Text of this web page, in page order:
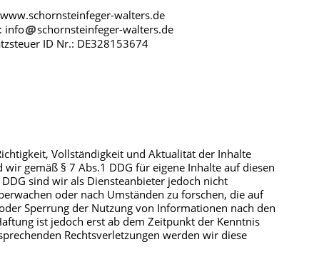
walters.de
info
schornsteinfeger-walters.de
ID Nr.: DE328153674
Vollständigkeit und Aktualität der Inhalte
gemäß § 7 Abs.1 DDG für eigene Inhalte auf diesen
sind wir als Diensteanbieter jedoch nicht
oder nach Umständen zu forschen, die auf
Sperrung der Nutzung von Informationen nach den
ist jedoch erst ab dem Zeitpunkt der Kenntnis
Rechtsverletzungen werden wir diese